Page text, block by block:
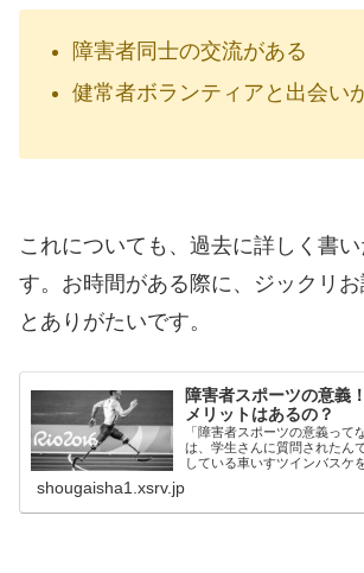
障害者同士の交流がある
健常者ボランティアと出会い
これについても、過去に詳しく書
す。お時間がある際に、ジックリ
とありがたいです。
障害者スポーツの意義
メリットはあるの？
「障害者スポーツの意義って
は、学生さんに質問されたん
している車いすツインバスケ
shougaisha1.xsrv.jp